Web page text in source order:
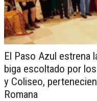
El Paso Azul estrena
biga escoltado por
y Coliseo,
Romana